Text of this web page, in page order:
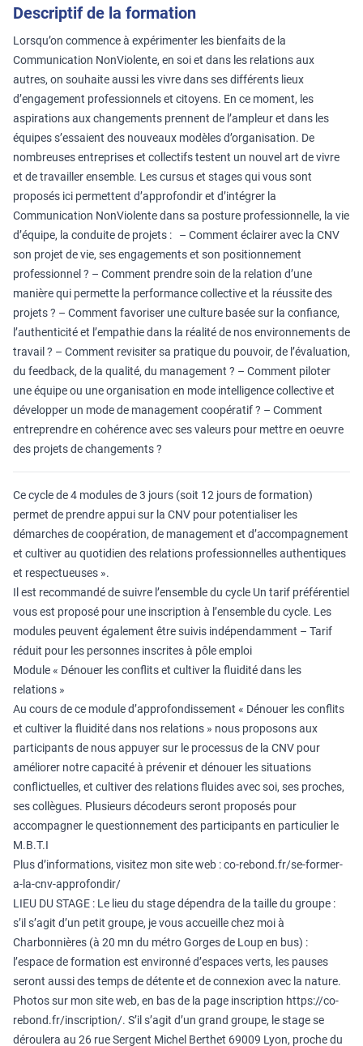
Descriptif de la formation
Lorsqu’on commence à expérimenter les bienfaits de la
Communication NonViolente, en soi et dans les relations aux
autres, on souhaite aussi les vivre dans ses différents lieux
d’engagement professionnels et citoyens. En ce moment, les
aspirations aux changements prennent de l’ampleur et dans les
équipes s’essaient des nouveaux modèles d’organisation. De
nombreuses entreprises et collectifs testent un nouvel art de vivre
et de travailler ensemble. Les cursus et stages qui vous sont
proposés ici permettent d’approfondir et d’intégrer la
Communication NonViolente dans sa posture professionnelle, la vie
d’équipe, la conduite de projets : – Comment éclairer avec la CNV
son projet de vie, ses engagements et son positionnement
professionnel ? – Comment prendre soin de la relation d’une
manière qui permette la performance collective et la réussite des
projets ? – Comment favoriser une culture basée sur la confiance,
l’authenticité et l’empathie dans la réalité de nos environnements de
travail ? – Comment revisiter sa pratique du pouvoir, de l’évaluation,
du feedback, de la qualité, du management ? – Comment piloter
une équipe ou une organisation en mode intelligence collective et
développer un mode de management coopératif ? – Comment
entreprendre en cohérence avec ses valeurs pour mettre en oeuvre
des projets de changements ?
Ce cycle de 4 modules de 3 jours (soit 12 jours de formation)
permet de prendre appui sur la CNV pour potentialiser les
démarches de coopération, de management et d’accompagnement
et cultiver au quotidien des relations professionnelles authentiques
et respectueuses ».
Il est recommandé de suivre l’ensemble du cycle Un tarif préférentiel
vous est proposé pour une inscription à l’ensemble du cycle. Les
modules peuvent également être suivis indépendamment – Tarif
réduit pour les personnes inscrites à pôle emploi
Module « Dénouer les conflits et cultiver la fluidité dans les
relations »
Au cours de ce module d’approfondissement « Dénouer les conflits
et cultiver la fluidité dans nos relations » nous proposons aux
participants de nous appuyer sur le processus de la CNV pour
améliorer notre capacité à prévenir et dénouer les situations
conflictuelles, et cultiver des relations fluides avec soi, ses proches,
ses collègues. Plusieurs décodeurs seront proposés pour
accompagner le questionnement des participants en particulier le
M.B.T.I
Plus d’informations, visitez mon site web :co-rebond.fr/se-former-
a-la-cnv-approfondir/
LIEU DU STAGE : Le lieu du stage dépendra de la taille du groupe :
s’il s’agit d’un petit groupe, je vous accueille chez moi à
Charbonnières (à 20 mn du métro Gorges de Loup en bus) :
l’espace de formation est environné d’espaces verts, les pauses
seront aussi des temps de détente et de connexion avec la nature.
Photos sur mon site web, en bas de la page inscription https://co-
rebond.fr/inscription/. S’il s’agit d’un grand groupe, le stage se
déroulera au 26 rue Sergent Michel Berthet 69009 Lyon, proche du